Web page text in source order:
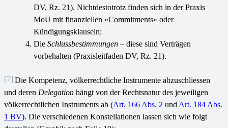
DV, Rz. 21). Nichtdestotrotz finden sich in der Praxis
MoU mit finanziellen «Commitments» oder
Kündigungsklauseln;
Die Schlussbestimmungen– diese sind Verträgen
vorbehalten (Praxisleitfaden DV, Rz. 21).
[7] Die Kompetenz, völkerrechtliche Instrumente abzuschliessen
und deren Delegation hängt von der Rechtsnatur des jeweiligen
völkerrechtlichen Instruments ab (Art. 166 Abs. 2 und Art. 184 Abs.
1 BV). Die verschiedenen Konstellationen lassen sich wie folgt